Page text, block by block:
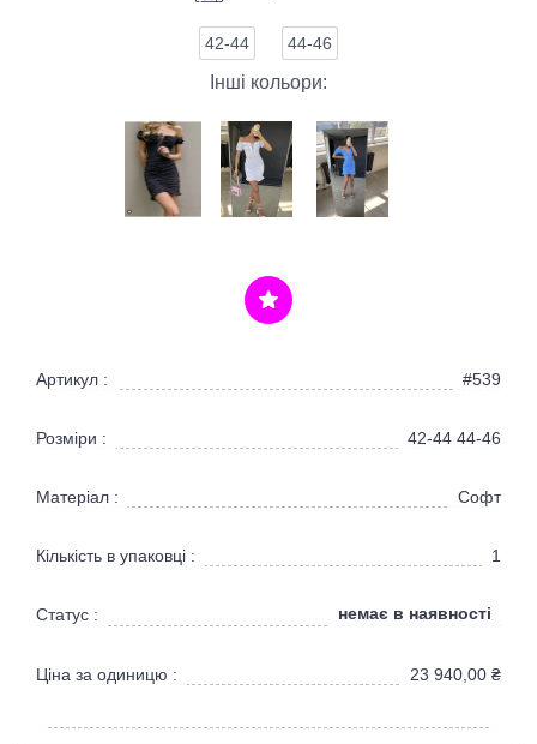
42-44 44-46
Інші кольори:
Артикул : #539
Розміри : 42-44 44-46
Матеріал : Софт
Кількість в упаковці : 1
Статус : немає в наявності
Ціна за одиницю : 23 940,00 ₴